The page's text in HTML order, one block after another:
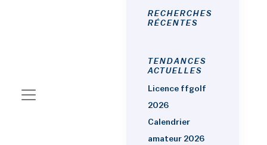
RECHERCHES
RÉCENTES
TENDANCES
ACTUELLES
Licence ffgolf
2026
Calendrier
amateur 2026
SpeedGolf World
Championships : La
médaille de bronze pour